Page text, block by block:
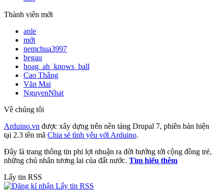
Thành viên mới
anle
mới
nemchua3997
begau
hoag_ah_knows_ball
Cao Thắng
Văn Mai
NguyenNhat
Về chúng tôi
Arduino.vn được xây dựng trên nền tảng Drupal 7, phiên bản hiện
tại 2.3 tên mã Chia sẻ tình yêu với Arduino.
Đây là trang thông tin phi lợi nhuận ra đời hướng tới cộng đồng trẻ,
những chủ nhân tương lai của đất nước. Tìm hiểu thêm
Lấy tin RSS